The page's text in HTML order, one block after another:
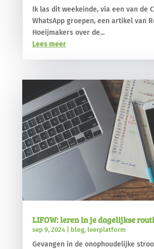
Ik las dit weekeinde, via een van de
WhatsApp groepen, een artikel van
Hoeijmakers over de...
Lees meer
LIFOW: leren in je dagelijkse
sep 9, 2024| blog, leerplatform
Gevangen in de onophoudelijke